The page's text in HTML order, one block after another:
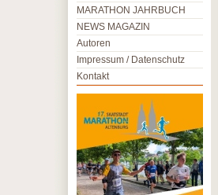
MARATHON JAHRBUCH
NEWS MAGAZIN
Autoren
Impressum / Datenschutz
Kontakt